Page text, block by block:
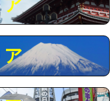
55,000円
66,000円
27,500円
38,500円
ア